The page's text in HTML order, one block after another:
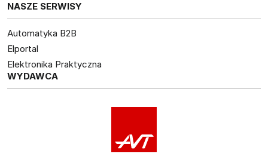
NASZE SERWISY
Automatyka B2B
Elportal
Elektronika Praktyczna
WYDAWCA